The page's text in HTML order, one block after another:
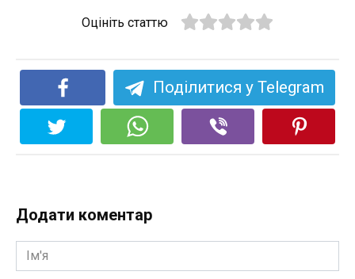
Оцініть статтю
Поділитися у Telegram
Додати коментар
Ім'я
*